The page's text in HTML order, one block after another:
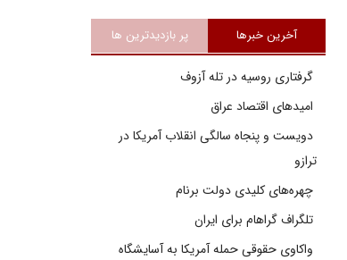
آخرین خبرها پر بازدیدترین ها
گرفتاری روسیه در تله آزوف
امیدهای اقتصاد عراق
دویست و پنجاه سالگی انقلاب آمریکا در
ترازو
چهره‌های کلیدی دولت برنام
تلگراف گراهام برای ایران
واکاوی حقوقی حمله آمریکا به آسایشگاه